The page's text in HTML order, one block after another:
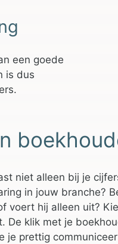
een goede
is dus
niet alleen bij je
in jouw branche?
voert hij alleen uit?
De klik met je
je prettig